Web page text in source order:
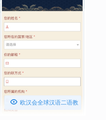
 欧汉会全球汉语二语教